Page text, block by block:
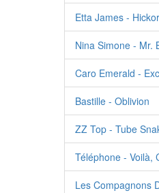
Etta James -
Nina Simone - Mr.
Caro Emerald -
Bastille - Oblivion
ZZ Top - Tube
Téléphone - Voilà,
Les Compagnons